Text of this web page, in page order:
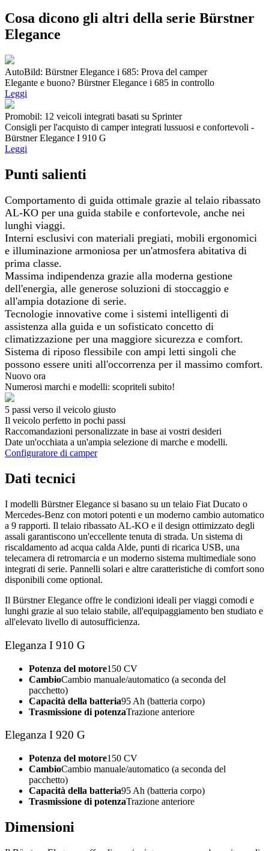
Cosa dicono gli altri della serie Bürstner
Elegance
AutoBild: Bürstner Elegance i 685: Prova del camper
Elegante e buono? Bürstner Elegance i 685 in controllo
Leggi
Promobil: 12 veicoli integrati basati su Sprinter
Consigli per l'acquisto di camper integrati lussuosi e confortevoli -
Bürstner Elegance I 910 G
Leggi
Punti salienti
Comportamento di guida ottimale grazie al telaio ribassato
AL-KO per una guida stabile e confortevole, anche nei
lunghi viaggi.
Interni esclusivi con materiali pregiati, mobili ergonomici
e illuminazione armoniosa per un'atmosfera abitativa di
prima classe.
Massima indipendenza grazie alla moderna gestione
dell'energia, alle generose soluzioni di stoccaggio e
all'ampia dotazione di serie.
Tecnologie innovative come i sistemi intelligenti di
assistenza alla guida e un sofisticato concetto di
climatizzazione per una maggiore sicurezza e comfort.
Sistema di riposo flessibile con ampi letti singoli che
possono essere uniti all'occorrenza per il massimo comfort.
Nuovo ora
Numerosi marchi e modelli: scopriteli subito!
5 passi verso il veicolo giusto
Il veicolo perfetto in pochi passi
Raccomandazioni personalizzate in base ai vostri desideri
Date un'occhiata a un'ampia selezione di marche e modelli.
Configuratore di camper
Dati tecnici
I modelli Bürstner Elegance si basano su un telaio Fiat Ducato o
Mercedes-Benz con motori potenti e un moderno cambio automatico
a 9 rapporti. Il telaio ribassato AL-KO e il design ottimizzato degli
assali garantiscono un'eccellente tenuta di strada. Un sistema di
riscaldamento ad acqua calda Alde, punti di ricarica USB, una
telecamera di retromarcia e un moderno sistema multimediale sono
integrati di serie. Pannelli solari e altre caratteristiche di comfort sono
disponibili come optional.
Il Bürstner Elegance offre le condizioni ideali per viaggi comodi e
lunghi grazie al suo telaio stabile, all'equipaggiamento ben studiato e
all'elevato livello di autosufficienza.
Eleganza I 910 G
Potenza del motore150 CV
CambioCambio manuale/automatico (a seconda del
pacchetto)
Capacità della batteria95 Ah (batteria corpo)
Trasmissione di potenzaTrazione anteriore
Eleganza I 920 G
Potenza del motore150 CV
CambioCambio manuale/automatico (a seconda del
pacchetto)
Capacità della batteria95 Ah (batteria corpo)
Trasmissione di potenzaTrazione anteriore
Dimensioni